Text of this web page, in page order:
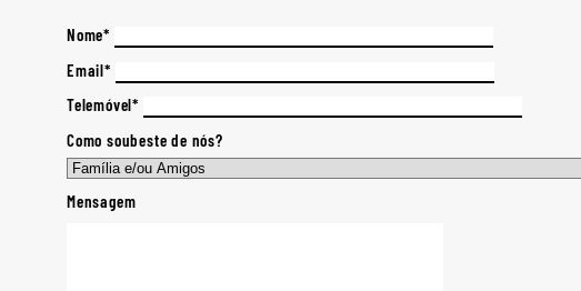
Nome*
Email*
Telemóvel*
Como soubeste de nós?
Mensagem